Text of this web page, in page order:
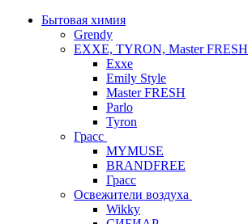
Бытовая химия
Grendy
EXXE, TYRON, Master FRESH
Exxe
Emily Style
Master FRESH
Parlo
Tyron
Грасс
MYMUSE
BRANDFREE
Грасс
Освежители воздуха
Wikky